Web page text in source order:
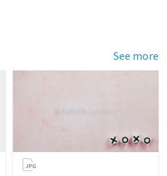
See more